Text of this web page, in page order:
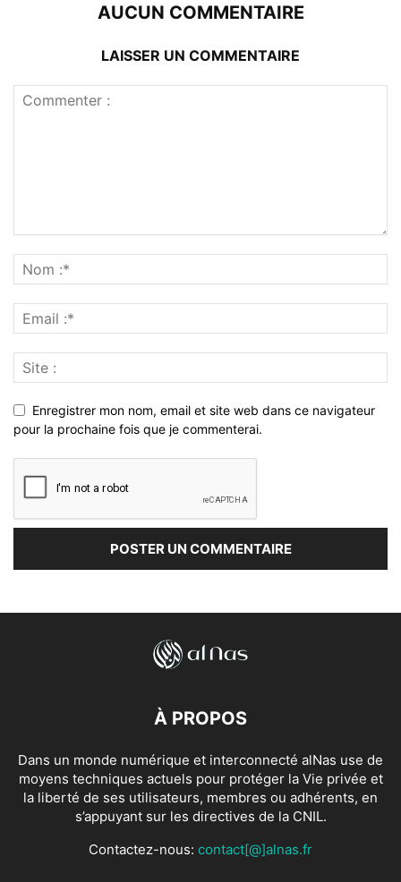
AUCUN COMMENTAIRE
LAISSER UN COMMENTAIRE
Enregistrer mon nom, email et site web dans ce navigateur
pour la prochaine fois que je commenterai.
À PROPOS
Dans un monde numérique et interconnecté alNas use de
moyens techniques actuels pour protéger la Vie privée et
la liberté de ses utilisateurs, membres ou adhérents, en
s’appuyant sur les directives de la CNIL.
Contactez-nous: contact[@]alnas.fr